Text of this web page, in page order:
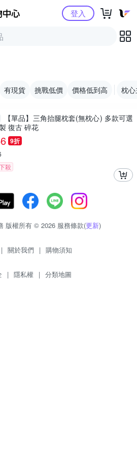
Yahoo購物中心登入
有現貨 挑戰低價 價格低到高 枕
【單品】三角抬腿枕套(無枕心) 多款可選
復古 碎花
9折
殺
版權所有 © 2026 服務條款(更新)
| 關於我們 | 購物須知
| 隱私權 | 分類地圖